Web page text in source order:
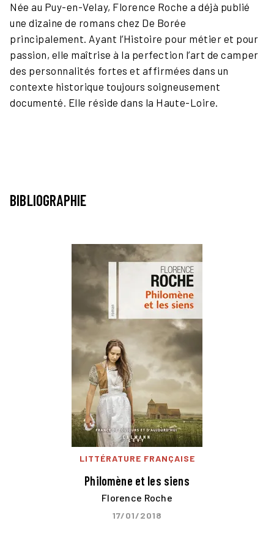
Née au Puy-en-Velay, Florence Roche a déjà publié
une dizaine de romans chez De Borée
principalement. Ayant l’Histoire pour métier et pour
passion, elle maîtrise à la perfection l’art de camper
des personnalités fortes et affirmées dans un
contexte historique toujours soigneusement
documenté. Elle réside dans la Haute-Loire.
BIBLIOGRAPHIE
LITTÉRATURE FRANÇAISE
Philomène et les siens
Florence Roche
17/01/2018